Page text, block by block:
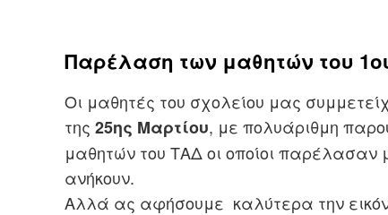
Παρέλαση των μαθητών του
Οι μαθητές του σχολείου μας
της 25ης Μαρτίου, με πολυάριθμη
μαθητών του ΤΑΔ οι οποίοι παρέλασαν
ανήκουν.
Αλλά ας αφήσουμε καλύτερα την
Πλοήγηση
άρθρων